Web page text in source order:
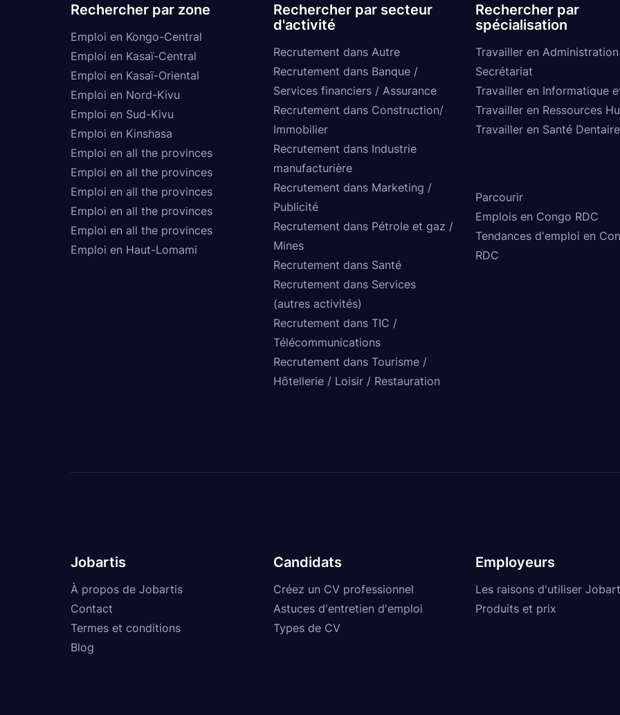
Rechercher par zone
Emploi en Kongo-Central
Emploi en Kasaï-Central
Emploi en Kasaï-Oriental
Emploi en Nord-Kivu
Emploi en Sud-Kivu
Emploi en Kinshasa
Emploi en all the provinces
Emploi en all the provinces
Emploi en all the provinces
Emploi en all the provinces
Emploi en all the provinces
Emploi en Haut-Lomami
Rechercher par secteur
d'activité
Recrutement dans Autre
Recrutement dans Banque /
Services financiers / Assurance
Recrutement dans Construction/
Immobilier
Recrutement dans Industrie
manufacturière
Recrutement dans Marketing /
Publicité
Recrutement dans Pétrole et gaz /
Mines
Recrutement dans Santé
Recrutement dans Services
(autres activités)
Recrutement dans TIC /
Télécommunications
Recrutement dans Tourisme /
Hôtellerie / Loisir / Restauration
Rechercher par
spécialisation
Travailler en
Secrétariat
Travailler en Informatique
Travailler en Ressources
Travailler en Santé Dentaire
Parcourir
Emplois en Congo RDC
Tendances d'emploi en
RDC
Jobartis
À propos de Jobartis
Contact
Termes et conditions
Blog
Candidats
Créez un CV professionnel
Astuces d'entretien d'emploi
Types de CV
Employeurs
Les raisons d'utiliser
Produits et prix